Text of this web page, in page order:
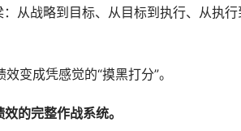
从战略到目标、从目标到执行、从执行
变成凭感觉的“摸黑打分”。
的完整作战系统。